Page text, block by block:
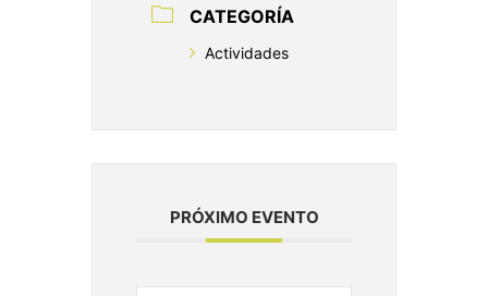
CATEGORÍA
Actividades
PRÓXIMO EVENTO